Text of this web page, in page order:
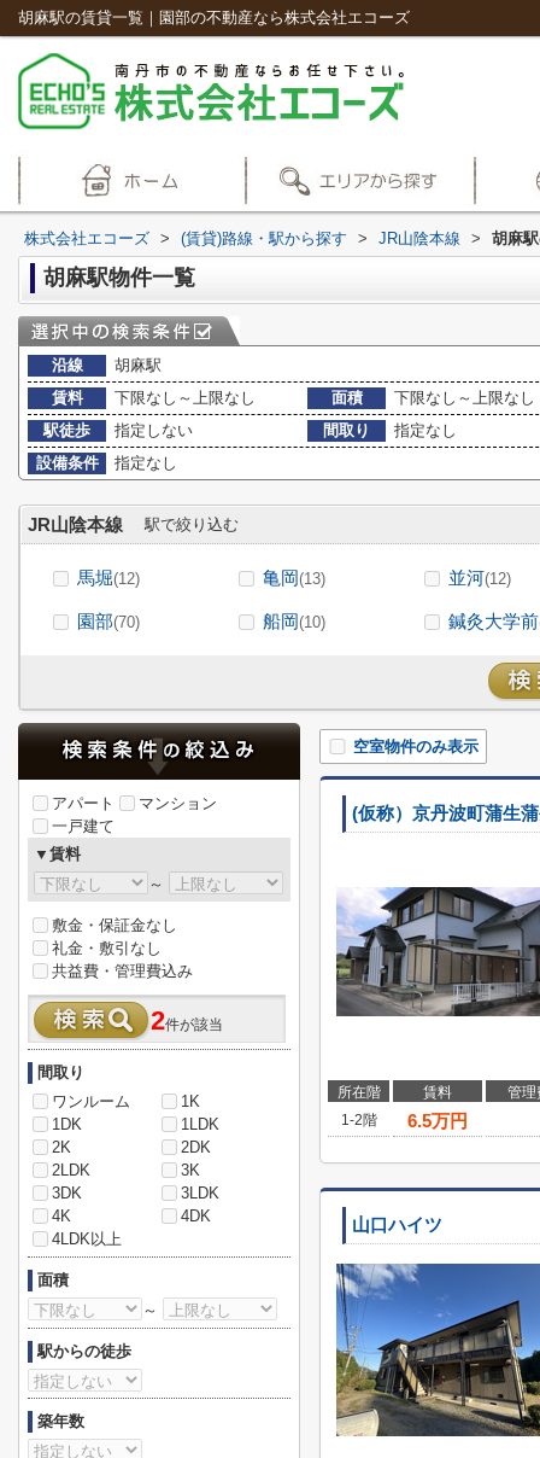
胡麻駅の賃貸一覧｜園部の不動産なら株式会社エコーズ
株式会社エコーズ > (賃貸)路線・駅から探す > JR山陰本線 > 胡麻
胡麻駅物件一覧
沿線
胡麻駅
賃料
下限なし～上限なし 面積
下限なし～上限なし
駅徒歩
指定しない 間取り
指定なし
設備条件
指定なし
JR山陰本線 駅で絞り込む
馬堀(12) 亀岡(13) 並河(12)
園部(70) 船岡(10) 鍼灸大学前
空室物件のみ表示
(仮称）京丹波町蒲生
所在階 賃料
管理
1-2階
6.5万円
山口ハイツ
アパート
マンション
一戸建て
▼賃料
～
敷金・保証金なし
礼金・敷引なし
共益費・管理費込み
2件が該当
間取り
ワンルーム
1K
1DK
1LDK
2K
2DK
2LDK
3K
3DK
3LDK
4K
4DK
4LDK以上
面積
～
駅からの徒歩
築年数